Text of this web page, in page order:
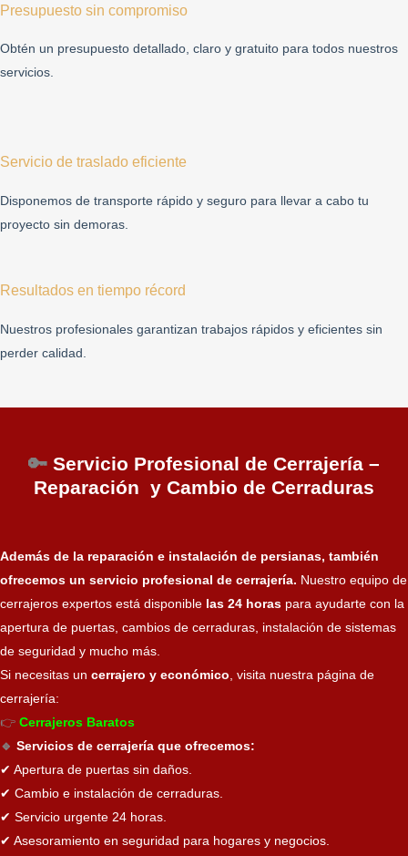
Presupuesto sin compromiso
Obtén un presupuesto detallado, claro y gratuito para todos nuestros
servicios.
Servicio de traslado eficiente
Disponemos de transporte rápido y seguro para llevar a cabo tu
proyecto sin demoras.
Resultados en tiempo récord
Nuestros profesionales garantizan trabajos rápidos y eficientes sin
perder calidad.
🔑 Servicio Profesional de Cerrajería –
Reparación y Cambio de Cerraduras
Además de la reparación e instalación de persianas, también
ofrecemos un servicio profesional de cerrajería. Nuestro equipo de
cerrajeros expertos está disponible las 24 horas para ayudarte con la
apertura de puertas, cambios de cerraduras, instalación de sistemas
de seguridad y mucho más.
Si necesitas un cerrajero y económico, visita nuestra página de
cerrajería:
👉 Cerrajeros Baratos
🔹 Servicios de cerrajería que ofrecemos:
✔ Apertura de puertas sin daños.
✔ Cambio e instalación de cerraduras.
✔ Servicio urgente 24 horas.
✔ Asesoramiento en seguridad para hogares y negocios.